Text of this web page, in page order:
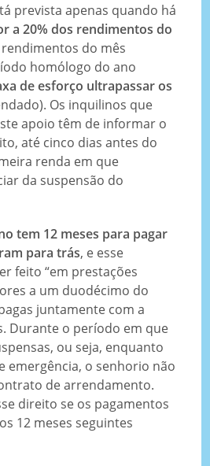
prevista apenas quando há
a 20% dos rendimentos do
do mês
homólogo do ano
de esforço ultrapassar os
Os inquilinos que
apoio têm de informar o
até cinco dias antes do
renda em que
da suspensão do
tem 12 meses para pagar
para trás, e esse
feito “em prestações
a um duodécimo do
juntamente com a
Durante o período em que
ou seja, enquanto
emergência, o senhorio não
de arrendamento.
direito se os pagamentos
12 meses seguintes